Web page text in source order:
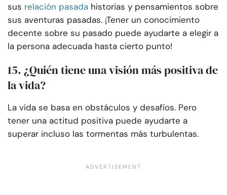
sus relación pasada historias y pensamientos sobre
sus aventuras pasadas. ¡Tener un conocimiento
decente sobre su pasado puede ayudarte a elegir a
la persona adecuada hasta cierto punto!
15. ¿Quién tiene una visión más positiva de
la vida?
La vida se basa en obstáculos y desafíos. Pero
tener una actitud positiva puede ayudarte a
superar incluso las tormentas más turbulentas.